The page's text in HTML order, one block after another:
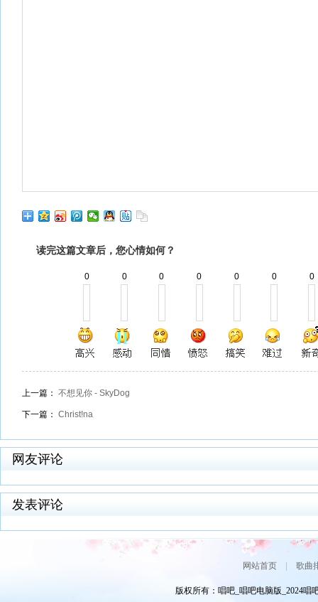
读完这篇文章后，您心情如何？
0 0 0 0 0 0 0
上一篇： 不想见你 - SkyDog
下一篇： Christ!na
网友评论
发表评论
网站首页| 歌曲
版权所有：唱吧_唱吧电脑版_2024唱